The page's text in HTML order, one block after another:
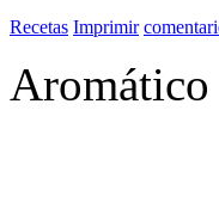
Recetas Imprimir
Aromático